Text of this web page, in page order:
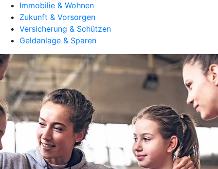
Immobilie & Wohnen
Zukunft & Vorsorgen
Versicherung & Schützen
Geldanlage & Sparen